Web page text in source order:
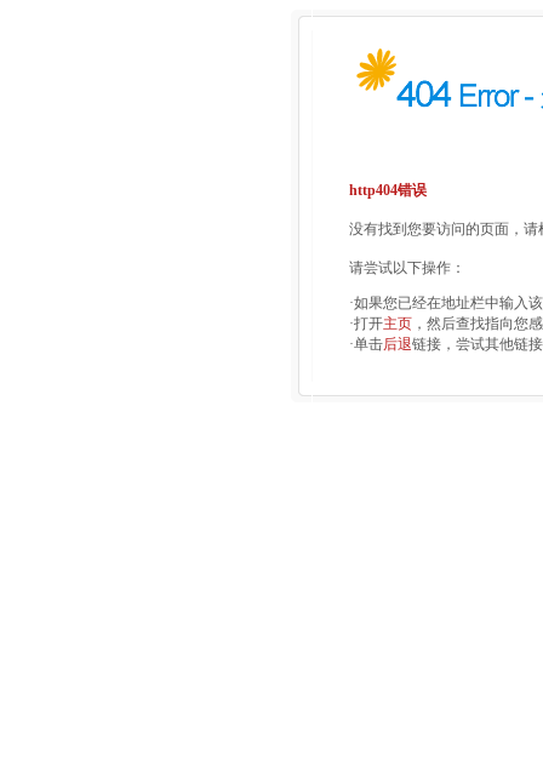
http404错误
没有找到您要访问的页面，
请尝试以下操作：
·如果您已经在地址栏中输入
·打开主页 ，然后查找指向您
·单击后退链接，尝试其他链